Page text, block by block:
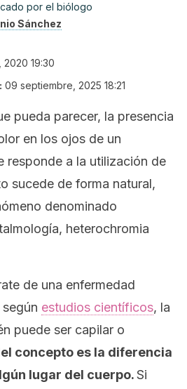
por el biólogo
Sánchez
19:30
09 septiembre, 2025 18:21
pueda parecer, la presencia
en los ojos de un
responde a la utilización de
sucede de forma natural,
denominado
heterochromia
de una enfermedad
estudios científicos, la
puede ser capilar o
concepto es la diferencia
lugar del cuerpo.Si